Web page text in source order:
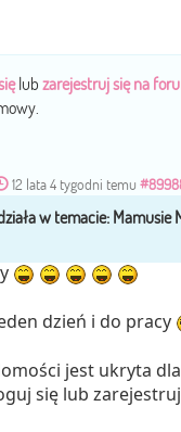
lub zarejestruj się na
12 lata 4 tygodni temu
przezlalka
dzień i do pracy
jest ukryta
się lub